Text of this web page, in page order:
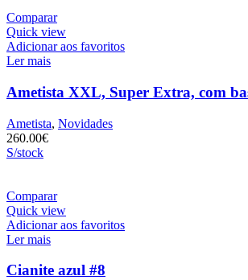
Comparar
Quick view
Adicionar aos favoritos
Ler mais
Ametista XXL, Super Extra, com
Ametista, Novidades
260.00€
S/stock
Comparar
Quick view
Adicionar aos favoritos
Ler mais
Cianite azul #8